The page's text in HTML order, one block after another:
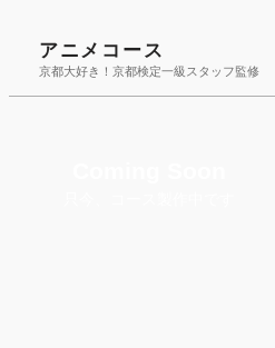
京都大好き！京都検定一級スタッフ監修
アニメコース